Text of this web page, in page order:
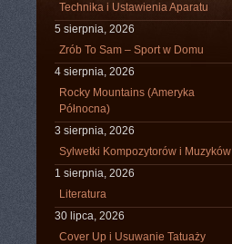
Technika i Ustawienia Aparatu
5 sierpnia, 2026
Zrób To Sam – Sport w Domu
4 sierpnia, 2026
Rocky Mountains (Ameryka
Północna)
3 sierpnia, 2026
Sylwetki Kompozytorów i Muzyków
1 sierpnia, 2026
Literatura
30 lipca, 2026
Cover Up i Usuwanie Tatuaży